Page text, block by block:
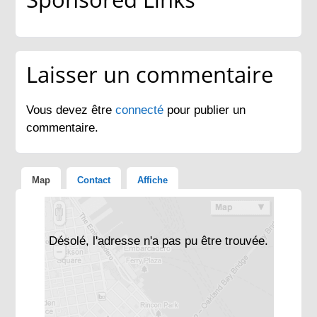
Laisser un commentaire
Vous devez êtreconnecté pour publier un
commentaire.
Map Contact Affiche
Désolé, l'adresse n'a pas pu être trouvée.